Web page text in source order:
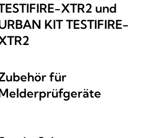
XTR2 und
KIT TESTIFIRE-
für